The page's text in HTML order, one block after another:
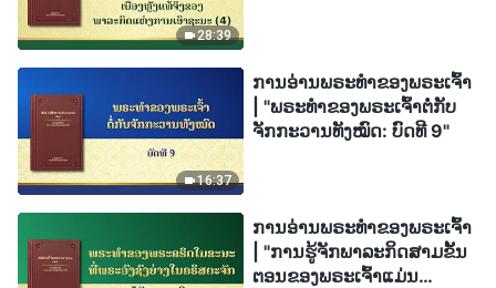
28:39
16:37
ການອ່ານພຣະທຳຂອງພຣະເຈົ້າ
| "ພຣະທຳຂອງພຣະເຈົ້າຕໍ່ກັບ
ຈັກກະວານທັງໝົດ: ບົດທີ 9"
ການອ່ານພຣະທຳຂອງພຣະເຈົ້າ
| "ການຮູ້ຈັກພາລະກິດສາມຂັ້ນ
ຕອນຂອງພຣະເຈົ້າແມ່ນ